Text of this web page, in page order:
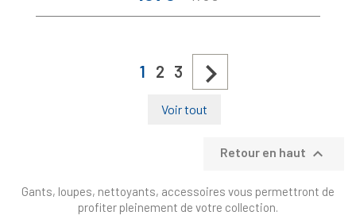
1 2 3 
Voir tout
Retour en haut 
Gants, loupes, nettoyants, accessoires vous permettront de
profiter pleinement de votre collection.